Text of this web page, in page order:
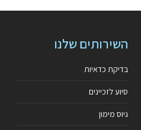
השירותים שלנו
בדיקת כדאיות
סיוע לזכיינים
גיוס מימון